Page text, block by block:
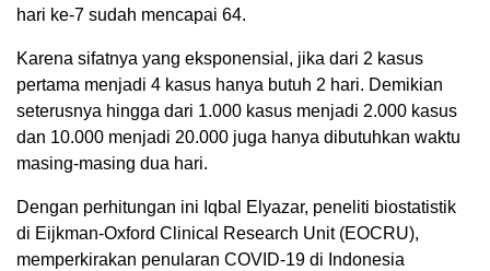
hari ke-7 sudah mencapai 64.
Karena sifatnya yang eksponensial, jika dari 2 kasus
pertama menjadi 4 kasus hanya butuh 2 hari. Demikian
seterusnya hingga dari 1.000 kasus menjadi 2.000 kasus
dan 10.000 menjadi 20.000 juga hanya dibutuhkan waktu
masing-masing dua hari.
Dengan perhitungan ini Iqbal Elyazar, peneliti biostatistik
di Eijkman-Oxford Clinical Research Unit (EOCRU),
memperkirakan penularan COVID-19 di Indonesia